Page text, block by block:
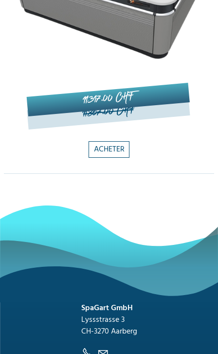
11'867.00 CHF
11'317.00 CHF
ACHETER
SpaGart GmbH
Lyssstrasse 3
CH-3270 Aarberg